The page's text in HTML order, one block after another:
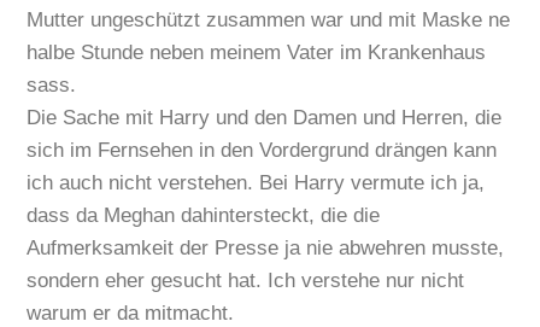
Mutter ungeschützt zusammen war und mit Maske ne
halbe Stunde neben meinem Vater im Krankenhaus
sass.
Die Sache mit Harry und den Damen und Herren, die
sich im Fernsehen in den Vordergrund drängen kann
ich auch nicht verstehen. Bei Harry vermute ich ja,
dass da Meghan dahintersteckt, die die
Aufmerksamkeit der Presse ja nie abwehren musste,
sondern eher gesucht hat. Ich verstehe nur nicht
warum er da mitmacht.